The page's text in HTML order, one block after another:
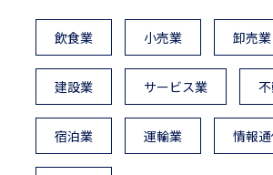
飲食業 小売業 卸売業
建設業 サービス業
宿泊業 運輸業 情報